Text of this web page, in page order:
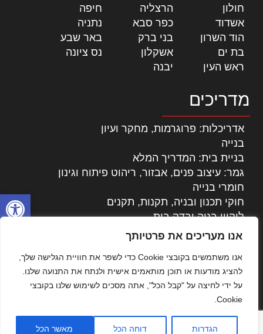
פתח
אנו מעריכים את פרטיותך
אנו משתמשים בקובצי Cookie כדי לשפר את חוויית הגלישה שלך,
להציג מודעות או תוכן מותאמים אישית ולנתח את התנועה שלנו.
על ידי לחיצה על "קבל הכל", אתה מסכים לשימוש שלנו בקובצי
Cookie.
הגדרות דוחה הכל מאשר הכל
חולון
הרצליה חיפה
אשדוד
כפר סבא נתניה
הוד השרון
בני ברק באר שבע
בת ים
אשקלון נס ציונה
ראש העין
יבנה
מדריכים
אדריכלות: פרוגרמות, מחקר ועיון
בנייה
בניית בית: המדריך המלא
גמר: עיצוב פנים, אבזור, ריהוט פיתוח וגינון
חומרי בנייה
חוקי תכנון ובניה, תקנות, תקנים
ליקויי בניה ובדק בית
נדל"ן: זכויות, אגרות ועסקאות
עקרונות ניהול אחזקה מתקדמות
צילום אדריכלי
שיווק נדלן
שיטות בניה: מפרטים והמלצות
תוכן שיווקי